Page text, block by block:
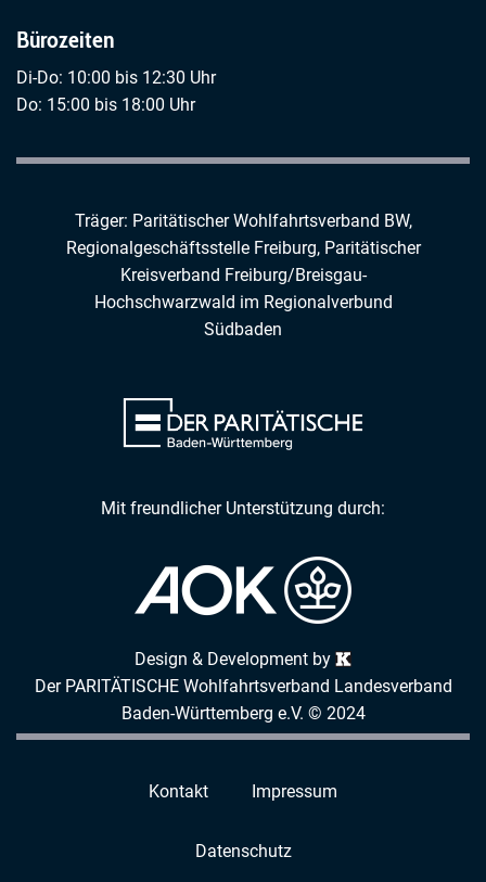
Bürozeiten
Di-Do: 10:00 bis 12:30 Uhr
Do: 15:00 bis 18:00 Uhr
Träger: Paritätischer Wohlfahrtsverband BW,
Regionalgeschäftsstelle Freiburg, Paritätischer
Kreisverband Freiburg/Breisgau-
Hochschwarzwald im Regionalverbund
Südbaden
Mit freundlicher Unterstützung durch:
Design & Development by
Der PARITÄTISCHE Wohlfahrtsverband Landesverband
Baden-Württemberg e.V. © 2024
Kontakt Impressum
Datenschutz